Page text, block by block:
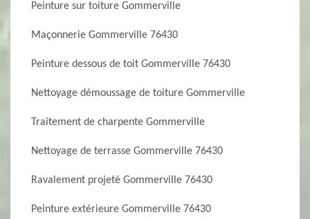
Peinture sur toiture Gommerville
Maçonnerie Gommerville 76430
Peinture dessous de toit Gommerville 76430
Nettoyage démoussage de toiture Gommerville
Traitement de charpente Gommerville
Nettoyage de terrasse Gommerville 76430
Ravalement projeté Gommerville 76430
Peinture extérieure Gommerville 76430